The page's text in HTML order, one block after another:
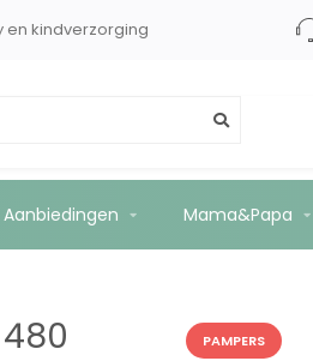
kopersbescherming
Mama&Papa
PAMPERS